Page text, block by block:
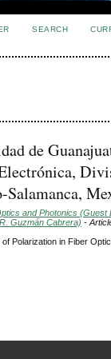
SEARCH
de
Salamanca,
and Photonics (Guest
Guzmán Cabrera) -
Polarization in Fiber